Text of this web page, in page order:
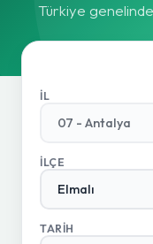
Türkiye
İL
İLÇE
TARIH